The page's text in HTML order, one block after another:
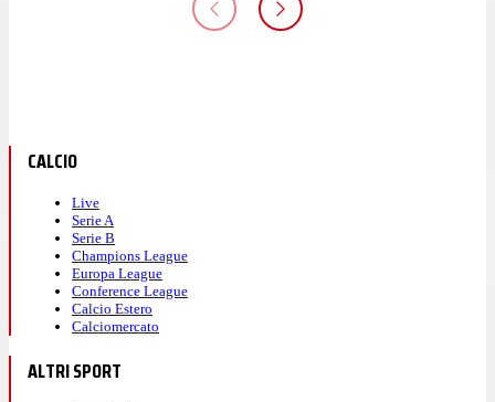
CALCIO
Live
Serie A
Serie B
Champions League
Europa League
Conference League
Calcio Estero
Calciomercato
ALTRI SPORT